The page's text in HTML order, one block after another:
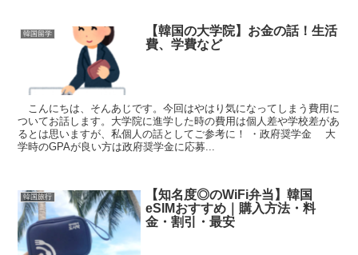
韓国留学
【韓国の大学院】お金の話！生活
費、学費など
こんにちは、そんあじです。今回はやはり気になってしまう費用に
ついてお話します。大学院に進学した時の費用は個人差や学校差があ
るとは思いますが、私個人の話としてご参考に！ ・政府奨学金 大
学時のGPAが良い方は政府奨学金に応募...
韓国旅行
【知名度◎のWiFi弁当】韓国
eSIMおすすめ｜購入方法・料
金・割引・最安